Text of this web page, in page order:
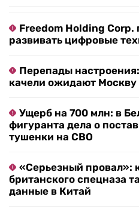
Freedom Holding Corp.
развивать цифровые
Перепады
качели ожидают Москву
Ущерб на 700 млн: в
фигуранта дела о
тушенки на СВО
«Серьезный провал»:
британского спецназа
данные в Китай